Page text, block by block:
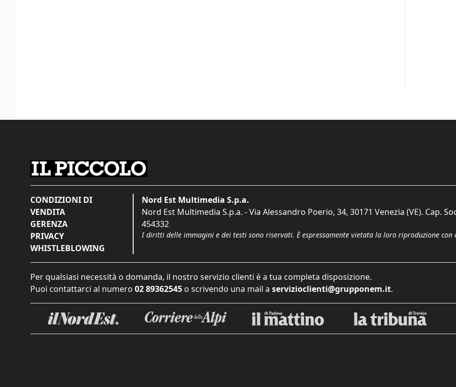
CONDIZIONI DI
VENDITA
GERENZA
PRIVACY
WHISTLEBLOWING
Nord Est Multimedia S.p.a.
Nord Est Multimedia S.p.a. - Via Alessandro Poerio, 34, 30171 Venezia (VE). Cap.
454332
I diritti delle immagini e dei testi sono riservati. È espressamente vietata la loro riproduzione
Per qualsiasi necessità o domanda, il nostro servizio clienti è a tua completa disposizione.
Puoi contattarci al numero 02 89362545 o scrivendo una mail a servizioclienti@grupponem.it.